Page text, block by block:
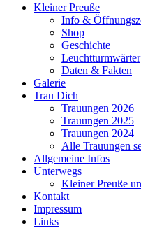
Kleiner Preuße
Info &
Shop
Geschichte
Leuchtturmwärter
Daten & Fakten
Galerie
Trau Dich
Trauungen 2026
Trauungen 2025
Trauungen 2024
Alle Trauungen
Allgemeine Infos
Unterwegs
Kleiner Preuße
Kontakt
Impressum
Links